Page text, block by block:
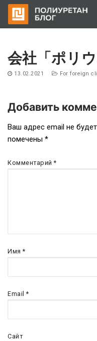
содержимому
会社「ポリ
13.02.2021 For foreign
Навигация
по
записям
Добавить
Ваш адрес email не
помечены *
Комментарий*
Имя*
Email*
Сайт